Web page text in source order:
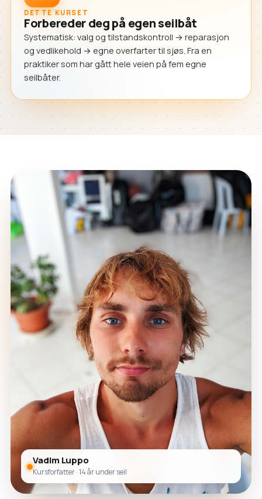
DETTE KURSET
Forbereder deg på egen seilbåt
Systematisk: valg og tilstandskontroll → reparasjon
og vedlikehold → egne overfarter til sjøs. Fra en
praktiker som har gått hele veien på fem egne
seilbåter.
Vadim Luppo
Kursforfatter · 14 år under seil